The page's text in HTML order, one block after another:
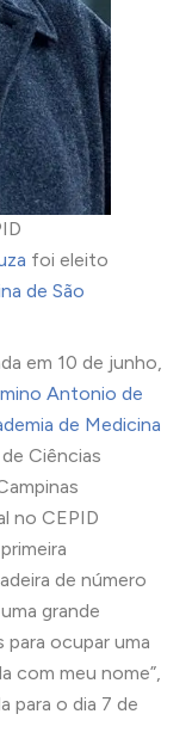
foi eleito
de São
em 10 de junho,
Antonio de
de Medicina
Ciências
no CEPID
de número
grande
para ocupar uma
com meu nome”,
para o dia 7 de